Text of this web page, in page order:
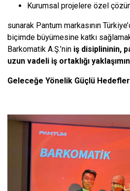
Kurumsal projelere özel
sunarak Pantum markasının
biçimde büyümesine katkı
Barkomatik A.Ş.’nin iş disiplininin,
uzun vadeli iş ortaklığı
Geleceğe Yönelik Güçlü Hedefler